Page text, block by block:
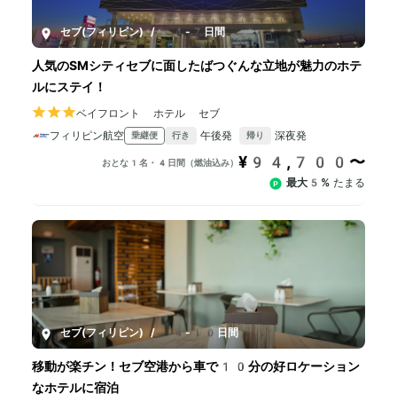
セブ(フィリピン) / 4-7日間
人気のSMシティセブに面したばつぐんな立地が魅力のホテ
ルにステイ！
ベイフロント ホテル セブ
フィリピン航空
乗継便 行き 午後発 帰り 深夜発
おとな1名・4日間（燃油込み） ¥94,700〜
最大5% たまる
セブ(フィリピン) / 4-10日間
移動が楽チン！セブ空港から車で10分の好ロケーション
なホテルに宿泊